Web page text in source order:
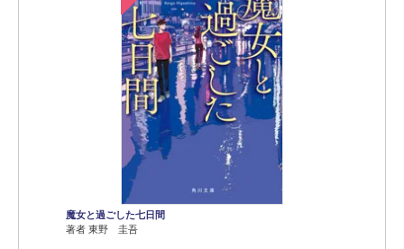
魔女と過ごした七日間
著者 東野 圭吾